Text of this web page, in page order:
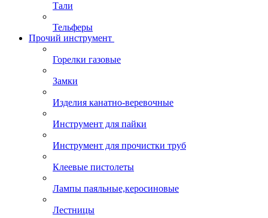
Тали
Тельферы
Прочий инструмент
Горелки газовые
Замки
Изделия канатно-веревочные
Инструмент для пайки
Инструмент для прочистки труб
Клеевые пистолеты
Лампы паяльные,керосиновые
Лестницы